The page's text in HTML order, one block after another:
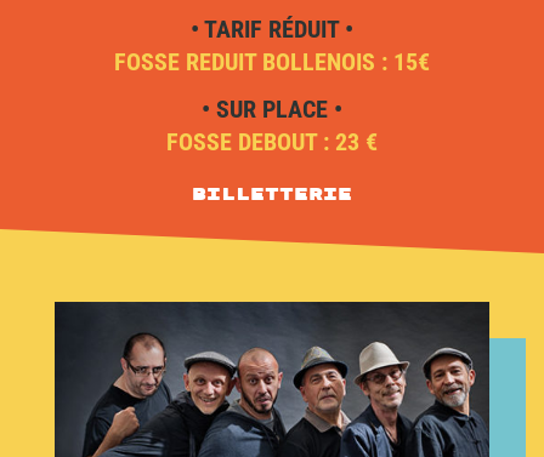
• TARIF RÉDUIT •
FOSSE REDUIT BOLLENOIS : 15€
• SUR PLACE •
FOSSE DEBOUT : 23 €
Billetterie